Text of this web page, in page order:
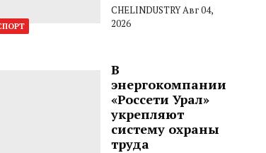
CHELINDUSTRYАвг 04,
2026
В
энергокомпании
«Россети Урал»
укрепляют
систему охраны
труда